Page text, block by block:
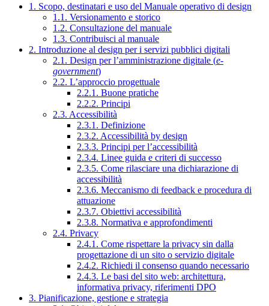
1. Scopo, destinatari e uso del Manuale operativo di design
1.1. Versionamento e storico
1.2. Consultazione del manuale
1.3. Contribuisci al manuale
2. Introduzione al design per i servizi pubblici digitali
2.1. Design per l’amministrazione digitale (e-
government)
2.2. L’approccio progettuale
2.2.1. Buone pratiche
2.2.2. Principi
2.3. Accessibilità
2.3.1. Definizione
2.3.2. Accessibilità by design
2.3.3. Principi per l’accessibilità
2.3.4. Linee guida e criteri di successo
2.3.5. Come rilasciare una dichiarazione di
accessibilità
2.3.6. Meccanismo di feedback e procedura di
attuazione
2.3.7. Obiettivi accessibilità
2.3.8. Normativa e approfondimenti
2.4. Privacy
2.4.1. Come rispettare la privacy sin dalla
progettazione di un sito o servizio digitale
2.4.2. Richiedi il consenso quando necessario
2.4.3. Le basi del sito web: architettura,
informativa privacy, riferimenti DPO
3. Pianificazione, gestione e strategia